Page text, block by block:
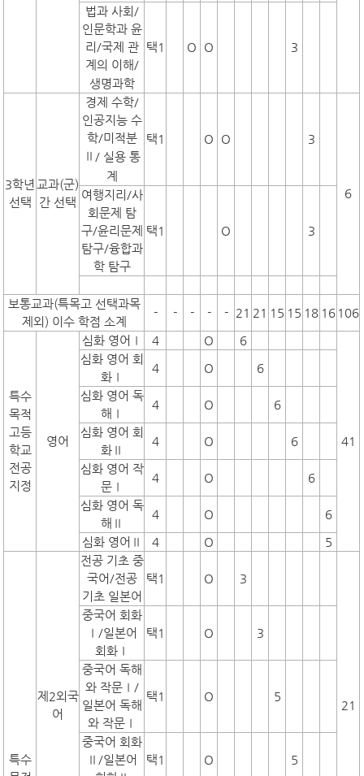
법과 사회/
인문학과 윤
리/국제 관
계의 이해/
생명과학
택1 O O 3
3학년
선택
교과(군)
간 선택
경제 수학/
인공지능 수
학/미적분
Ⅱ / 실용 통
계
택1 O O 3
6
여행지리/사
회문제 탐
구/윤리문제
탐구/융합과
학 탐구
택1 O 3
보통교과(특목고 선택과목
제외) 이수 학점 소계
- - - - - 21 21 15 15 18 16 106
특수
목적
고등
학교
전공
지정
영어
심화 영어Ⅰ 4 O 6
41
심화 영어 회
화Ⅰ
4 O
6
심화 영어 독
해Ⅰ
4 O
6
심화 영어 회
화Ⅱ
4 O
6
심화 영어 작
문Ⅰ
4 O
6
심화 영어 독
해Ⅱ
4 O
6
심화 영어Ⅱ
4 O 5
특수
제2외국
어
전공 기초 중
국어/전공
기초 일본어
택1 O 3
21
중국어 회화
Ⅰ/일본어
회화Ⅰ
택1 O 3
중국어 독해
와 작문Ⅰ/
일본어 독해
와 작문Ⅰ
택1 O 5
중국어 회화
Ⅱ/일본어
택1 O 5